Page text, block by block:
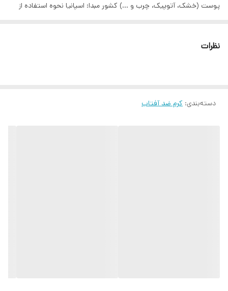
پوست (خشک، آتوپیک، چرب و …) کشور مبدا: اسپانیا نحوه استفاده از
نظرات
دسته‌بندی: کرم ضد آفتاب